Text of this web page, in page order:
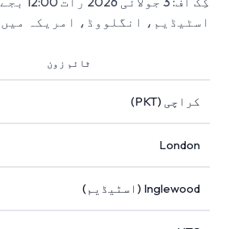
اسٹیڈیم، انگلووڈ، امریکہ میں۔
ٹائم زون
کراچی (PKT)
London
Inglewood (اسٹیڈیم)